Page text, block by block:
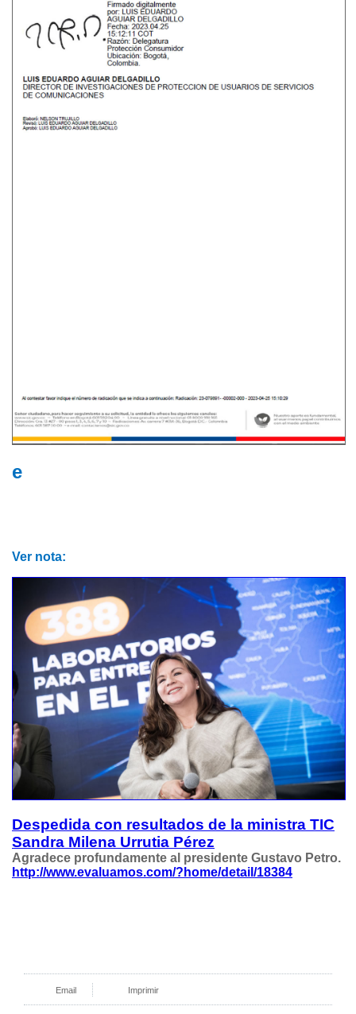
e
Ver nota:
Despedida con resultados de la ministra TIC
Sandra Milena Urrutia Pérez
Agradece profundamente al presidente Gustavo Petro.
http://www.evaluamos.com/?home/detail/18384
Email Imprimir